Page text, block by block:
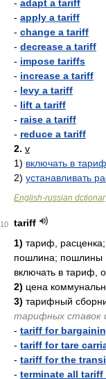
- adapt a tariff
- apply a tariff
- change a tariff
- decrease a tariff
- impose tariffs
- increase a tariff
- levy a tariff
- lift a tariff
- raise a tariff
- reduce a tariff
2. v
1) включать в тариф
2) устанавливать
English-russian
10
tariff
1) тариф,
пошлина; пошлины
включать в тариф,
2) цена
3) тарифный
тарифных ставок
- tariff for
- tariff for tare
- tariff for the
- terminate all tariff